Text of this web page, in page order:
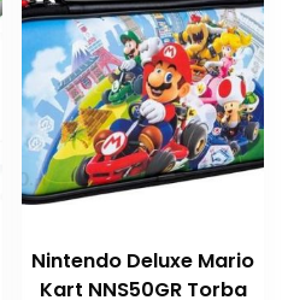
Nintendo Deluxe Mario
Kart NNS50GR Torba